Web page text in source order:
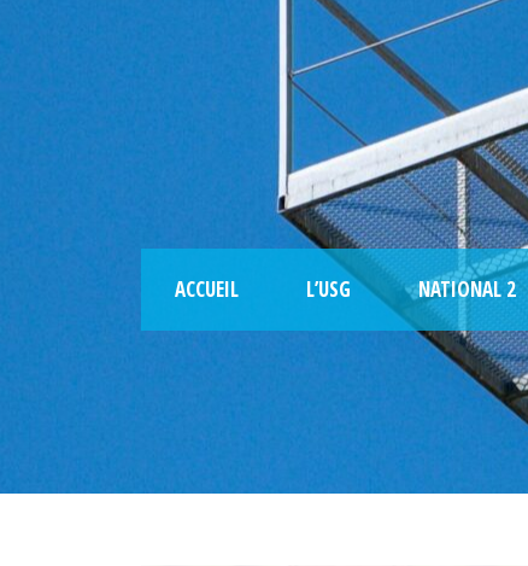
ACCUEIL L’USG NATIONAL 2